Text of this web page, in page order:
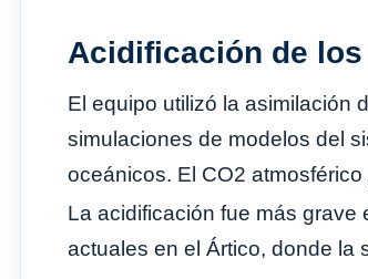
Acidificación de
El equipo utilizó la asimilación
simulaciones de modelos del
oceánicos. El CO2 atmosférico
La acidificación fue más grave
actuales en el Ártico, donde la